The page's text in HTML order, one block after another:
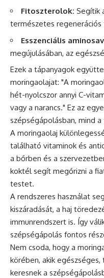
Fitoszterolok: Segítik
természetes
Esszenciális
megújulásában, az
Ezek a tápanyagok
moringaolajat: "A
hét-nyolcszor annyi C-
vagy a narancs." Ez az
szépségápolásban, mind
A moringaolaj
található vitaminok és
a bőrben és a
koktél segít megőrizni a
testet.
A rendszeres használat
kiszáradását, a haj
immunrendszert is. Így
szépségápolás fontos
Nem csoda, hogy a
körében, akik
keresnek a